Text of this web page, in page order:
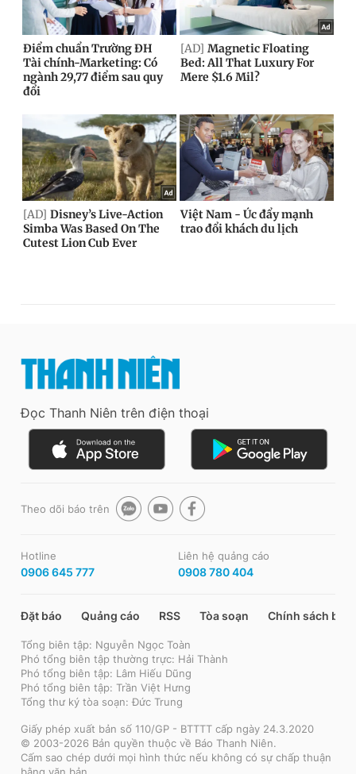
Đọc Thanh Niên trên điện thoại
Theo dõi báo trên
Hotline
0906 645 777
Liên hệ quảng cáo
0908 780 404
Đặt báo Quảng cáo RSS Tòa soạn Chính sách bảo
Tổng biên tập: Nguyễn Ngọc Toàn
Phó tổng biên tập thường trực: Hải Thành
Phó tổng biên tập: Lâm Hiếu Dũng
Phó tổng biên tập: Trần Việt Hưng
Tổng thư ký tòa soạn: Đức Trung
Giấy phép xuất bản số 110/GP - BTTTT cấp ngày 24.3.2020
© 2003-2026 Bản quyền thuộc về Báo Thanh Niên.
Cấm sao chép dưới mọi hình thức nếu không có sự chấp thuận